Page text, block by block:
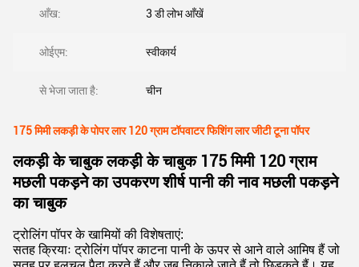
आँख: 3 डी लोभ आँखें
ओईएम: स्वीकार्य
से भेजा जाता है: चीन
175 मिमी लकड़ी के पोपर लार 120 ग्राम टॉपवाटर फिशिंग लार जीटी टूना पॉपर
लकड़ी के चाबुक लकड़ी के चाबुक 175 मिमी 120 ग्राम
मछली पकड़ने का उपकरण शीर्ष पानी की नाव मछली पकड़ने
का चाबुक
ट्रोलिंग पॉपर के खामियों की विशेषताएं:
सतह क्रियाः ट्रोलिंग पॉपर काटना पानी के ऊपर से आने वाले आमिष हैं जो